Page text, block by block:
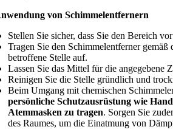
von Schimmelentfernern
Stellen Sie sicher, dass Sie den Bereich
Tragen Sie den Schimmelentferner
betroffene Stelle auf.
Lassen Sie das Mittel für die angegebene
Reinigen Sie die Stelle gründlich und
Beim Umgang mit chemischen
persönliche Schutzausrüstung wie
Atemmasken zu tragen. Sorgen Sie
des Raumes, um die Einatmung von